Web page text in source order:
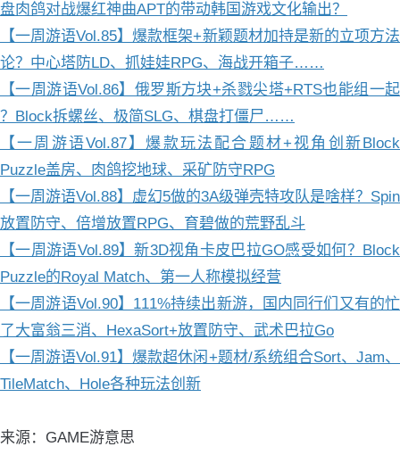
盘肉鸽对战爆红神曲APT的带动韩国游戏文化输出？
【一周游语Vol.85】爆款框架+新颖题材加持是新的立项方法
论？中心塔防LD、抓娃娃RPG、海战开箱子……
【一周游语Vol.86】俄罗斯方块+杀戮尖塔+RTS也能组一起
？Block拆螺丝、极简SLG、棋盘打僵尸……
【一周游语Vol.87】爆款玩法配合题材+视角创新Block
Puzzle盖房、肉鸽挖地球、采矿防守RPG
【一周游语Vol.88】虚幻5做的3A级弹壳特攻队是啥样？Spin
放置防守、倍增放置RPG、育碧做的荒野乱斗
【一周游语Vol.89】新3D视角卡皮巴拉GO感受如何？Block
Puzzle的Royal Match、第一人称模拟经营
【一周游语Vol.90】111%持续出新游，国内同行们又有的忙
了大富翁三消、HexaSort+放置防守、武术巴拉Go
【一周游语Vol.91】爆款超休闲+题材/系统组合Sort、Jam、
TileMatch、Hole各种玩法创新
来源：GAME游意思